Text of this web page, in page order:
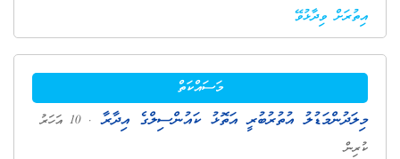
އިތުރަށް ވިދާޅުވޭ
މަސައްކަތް
މިލަދުންމަޑުލު އުތުރުބުރީ އަތޮޅު ކައުންސިލްގެ އިދާރާ
. 10 އަހަރު
ކުރިން